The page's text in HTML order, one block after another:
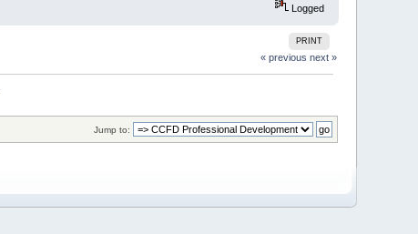
Logged
PRINT
« previous next »
Jump to: